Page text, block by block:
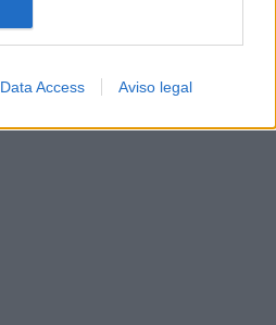
Data Access Aviso legal